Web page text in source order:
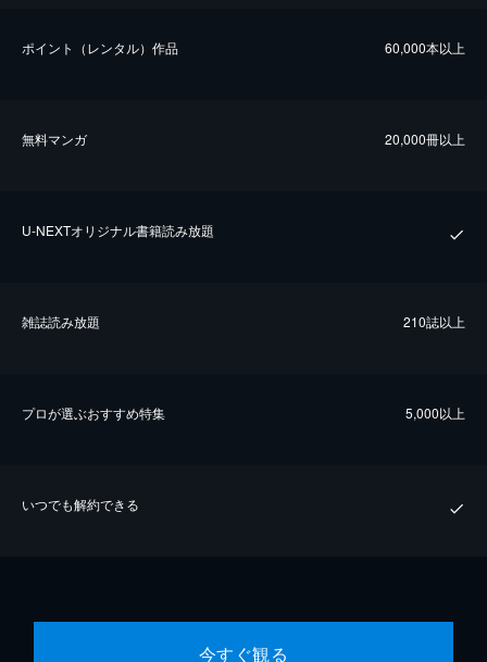
ポイント（レンタル）作品 60,000本以上
無料マンガ 20,000冊以上
U-NEXTオリジナル書籍読み放題
雑誌読み放題 210誌以上
プロが選ぶおすすめ特集 5,000以上
いつでも解約できる
今すぐ観る